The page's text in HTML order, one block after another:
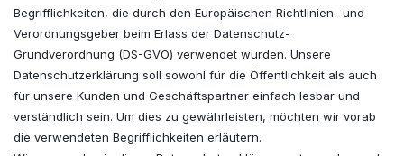
Begrifflichkeiten, die durch den Europäischen Richtlinien- und
Verordnungsgeber beim Erlass der Datenschutz-
Grundverordnung (DS-GVO) verwendet wurden. Unsere
Datenschutzerklärung soll sowohl für die Öffentlichkeit als auch
für unsere Kunden und Geschäftspartner einfach lesbar und
verständlich sein. Um dies zu gewährleisten, möchten wir vorab
die verwendeten Begrifflichkeiten erläutern.